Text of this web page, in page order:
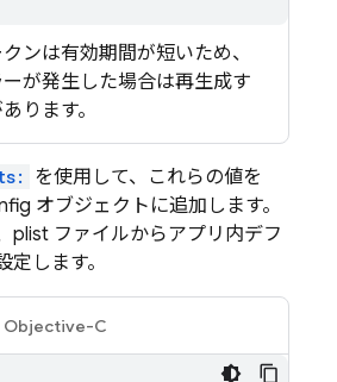
ンは有効期間が短いため、
が発生した場合は再生成す
ります。
を使用して、これらの値を
オブジェクトに追加します。
plist ファイルからアプリ内デフ
定します。
Objective-C